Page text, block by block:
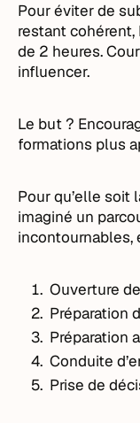
Pour éviter de
restant
de 2 heures.
influencer.
Le but ?
formations plus
Pour qu’elle soit
imaginé un
incontournables,
Ouverture
Préparation
Préparation
Conduite
Prise de